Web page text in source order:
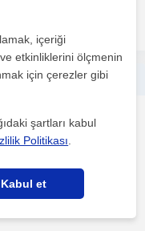
kamu hukuku alanında
içeriği
etkinliklerini ölçmenin
için çerezler gibi
şartları kabul
Politikası
Kabul et